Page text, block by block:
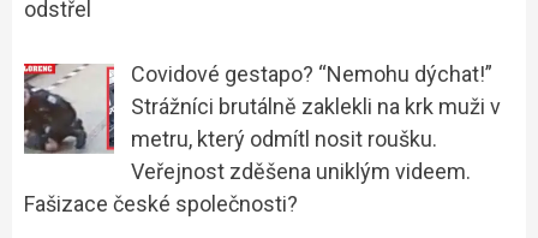
odstřel
Covidové gestapo? “Nemohu dýchat!”
Strážníci brutálně zaklekli na krk muži v
metru, který odmítl nosit roušku.
Veřejnost zděšena uniklým videem.
Fašizace české společnosti?